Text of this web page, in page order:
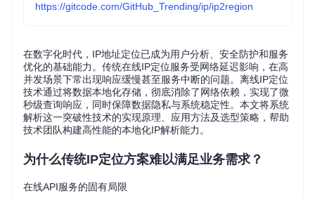
https://gitcode.com/GitHub_Trending/ip/ip2region
在数字化时代，IP地址定位已成为用户分析、安全防护和服务
优化的基础能力。传统在线IP定位服务受网络延迟影响，在高
并发场景下常出现响应缓慢甚至服务中断的问题。离线IP定位
技术通过将数据本地化存储，彻底消除了网络依赖，实现了微
秒级查询响应，同时保障数据隐私与系统稳定性。本文将系统
解析这一突破性技术的实现原理、应用方法及选型策略，帮助
技术团队构建高性能的本地化IP解析能力。
为什么传统IP定位方案难以满足业务需求？
在线API服务的固有局限